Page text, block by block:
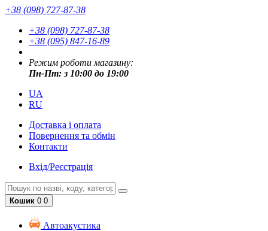
+38 (098) 727-87-38
+38 (098) 727-87-38
+38 (095) 847-16-89
Режим роботи магазину:
Пн-Пт: з 10:00 до 19:00
UA
RU
Доставка і оплата
Повернення та обмін
Контакти
Вхід/Реєстрація
Кошик 0 0
Автоакустика